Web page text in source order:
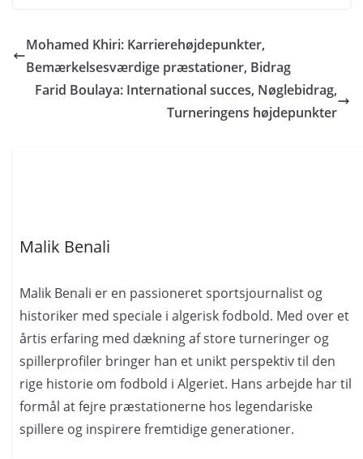
Mohamed Khiri: Karrierehøjdepunkter,
Bemærkelsesværdige præstationer, Bidrag
Farid Boulaya: International succes, Nøglebidrag,
Turneringens højdepunkter
Malik Benali
Malik Benali er en passioneret sportsjournalist og
historiker med speciale i algerisk fodbold. Med over et
årtis erfaring med dækning af store turneringer og
spillerprofiler bringer han et unikt perspektiv til den
rige historie om fodbold i Algeriet. Hans arbejde har til
formål at fejre præstationerne hos legendariske
spillere og inspirere fremtidige generationer.